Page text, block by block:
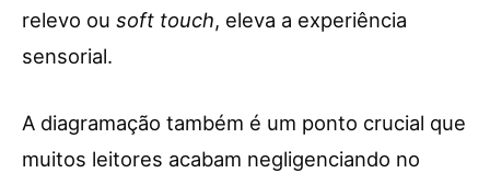
relevo ou soft touch, eleva a experiência
sensorial.
A diagramação também é um ponto crucial que
muitos leitores acabam negligenciando no